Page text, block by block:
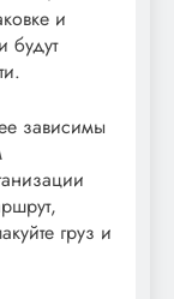
и
будут
зависимы
груз и